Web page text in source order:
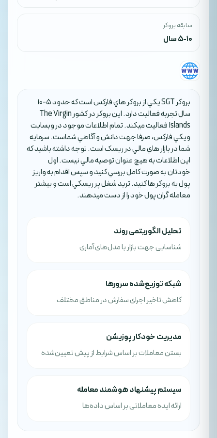
سابقه بروکر
5-10 سال
بروکر SGT يکي از بروکر هاي فارکس است که حدود 5-10
سال تجربه فعاليت دارد. اين بروکر در کشور The Virgin
Islands فعاليت ميکند. تمام اطلاعات موجود در وبسايت
ويکي فارکس، صرفا جهت دانش و آگاهي شماست. سرمايه
شما در بازار هاي مالي در ريسک است. توجه داشته باشيد که
اين اطلاعات به هيچ عنوان توصيه مالي نيست. اول
خودتان به صورت کامل بررسي کنيد و سپس اقدام به واريز
پول به بروکر ها کنيد. تريد شغل پر ريسکي است و بيشتر
معامله گران پول خود را از دست ميدهند.
تحلیل الگوریتمی روند
شناسایی جهت بازار با مدل‌های آماری
شبکه توزیع‌شده سرورها
کاهش تاخیر اجرای سفارش در مناطق مختلف
مدیریت خودکار پوزیشن
بستن معاملات بر اساس شرایط از پیش تعیین‌شده
سیستم پیشنهاد هوشمند معامله
ارائه ایده معاملاتی بر اساس داده‌ها